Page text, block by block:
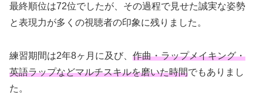
最終順位は72位でしたが、その過程で見せた誠実な姿勢
と表現力が多くの視聴者の印象に残りました。
練習期間は2年8ヶ月に及び、 作曲・ラップメイキング・
英語ラップなどマルチスキルを磨いた時間でもありまし
た。